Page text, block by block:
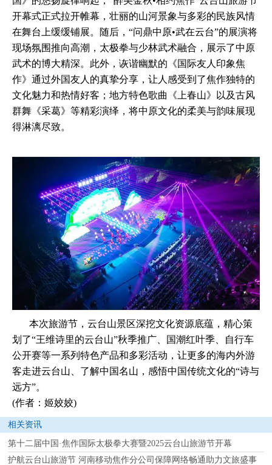
开幕式正式拉开帷幕，壮丽的山河景象与多彩的民族风情
在舞台上缓缓铺展。随后，“问鼎中原•武在云台”的展演将
现场氛围推向高潮，太极拳与少林武术融合，展示了中原
武术的博大精深。此外，诙谐幽默的《国际友人印象焦
作》通过外国友人的真挚分享，让人感受到了焦作独特的
文化魅力和热情好客；地方特色歌曲《上春山》以及古风
群舞《采葛》等精彩演绎，将中原文化的柔美与韵味展现
得淋漓尽致。
本次旅游节，云台山景区深挖文化资源底蕴，精心策
划了“王维诗里的云台山”秋季推广、国潮红叶季、自行车
公开赛等一系列特色产品和多彩活动，让更多的海内外游
客走进云台山、了解中国名山，感悟中国传统文化的“诗与
远方”。
(作者：姬姣姣)
相关资讯
第十二届中国·焦作国际太极拳大赛暨2025云台山旅游节开幕
护航云台山旅游节 河南移动焦作分公司保障网络畅通助力文旅盛事